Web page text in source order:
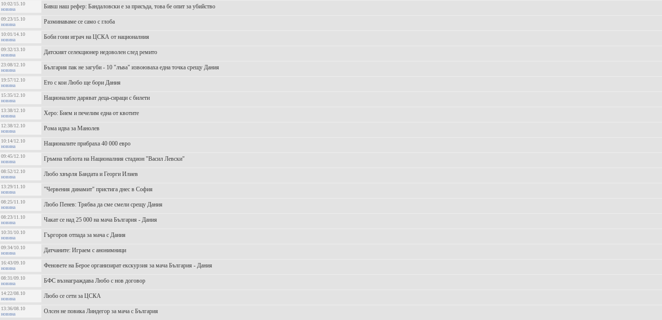
10:02/15.10
новина
Бивш наш рефер: Бандаловски е за присъда, това бе опит за убийство
09:23/15.10
новина
Разминаваме се само с глоба
10:01/14.10
новина
Боби гони играч на ЦСКА от националния
09:32/13.10
новина
Датският селекционер недоволен след ремито
23:08/12.10
новина
България пак не загуби - 10 "лъва" извоюваха една точка срещу Дания
19:57/12.10
новина
Ето с кои Любо ще бори Дания
15:35/12.10
новина
Националите даряват деца-сираци с билети
13:38/12.10
новина
Херо: Бием и печелим една от квотите
12:38/12.10
новина
Рома идва за Манолев
10:14/12.10
новина
Националите прибраха 40 000 евро
09:45/12.10
новина
Гръмна таблота на Националния стадион "Васил Левски"
08:52/12.10
новина
Любо хвърля Бандата и Георги Илиев
13:29/11.10
новина
"Червения динамит" пристига днес в София
08:25/11.10
новина
Любо Пенев: Трябва да сме смели срещу Дания
08:23/11.10
новина
Чакат се над 25 000 на мача България - Дания
10:31/10.10
новина
Гъргоров отпада за мача с Дания
09:34/10.10
новина
Датчаните: Играем с анонимници
16:43/09.10
новина
Феновете на Берое организират екскурзия за мача България - Дания
08:31/09.10
новина
БФС възнаграждава Любо с нов договор
14:22/08.10
новина
Любо се сети за ЦСКА
13:36/08.10
новина
Олсен не повика Линдегор за мача с България